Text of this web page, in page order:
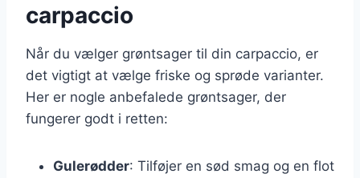
carpaccio
Når du vælger grøntsager til din carpaccio, er
det vigtigt at vælge friske og sprøde varianter.
Her er nogle anbefalede grøntsager, der
fungerer godt i retten:
Gulerødder: Tilføjer en sød smag og en flot